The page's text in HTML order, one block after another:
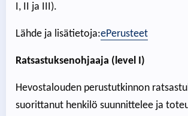
I, II ja III).
Lähde ja lisätietoja:ePerusteet
Ratsastuksenohjaaja (level I)
Hevostalouden perustutkinnon
suorittanut henkilö suunnittelee ja